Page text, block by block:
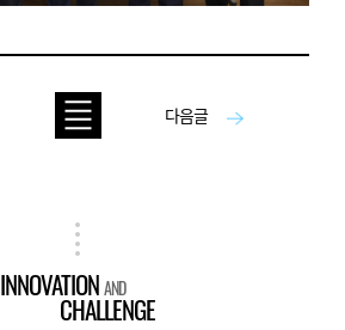
다음글
INNOVATIONAND
CHALLENGE